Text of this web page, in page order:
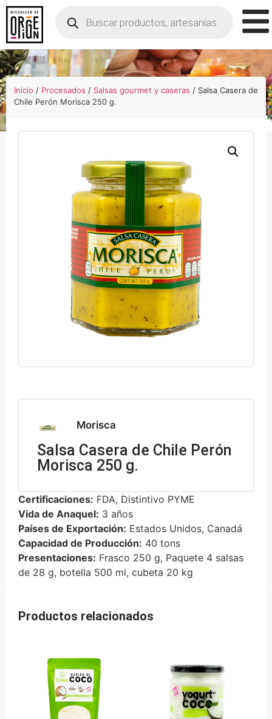
Inicio / Procesados / Salsas gourmet y caseras / Salsa Casera de
Chile Perón Morisca 250 g.
Morisca
Salsa Casera de Chile Perón
Morisca 250 g.
Certificaciones: FDA, Distintivo PYME
Vida de Anaquel: 3 años
Países de Exportación: Estados Unidos, Canadá
Capacidad de Producción: 40 tons
Presentaciones: Frasco 250 g, Paquete 4 salsas
de 28 g, botella 500 ml, cubeta 20 kg
Productos relacionados